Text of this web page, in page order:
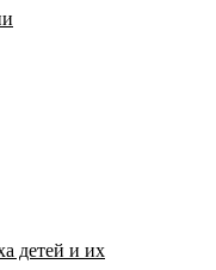
детей и их